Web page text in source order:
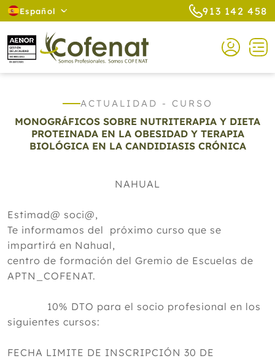
Español 913 142 458
ACTUALIDAD - CURSO
MONOGRÁFICOS SOBRE NUTRITERAPIA Y DIETA
PROTEINADA EN LA OBESIDAD Y TERAPIA
BIOLÓGICA EN LA CANDIDIASIS CRÓNICA
NAHUAL
Estimad@ soci@,
Te informamos del próximo curso que se
impartirá en Nahual,
centro de formación del Gremio de Escuelas de
APTN_COFENAT.
10% DTO para el socio profesional en los
siguientes cursos:
FECHA LIMITE DE INSCRIPCIÓN 30 DE